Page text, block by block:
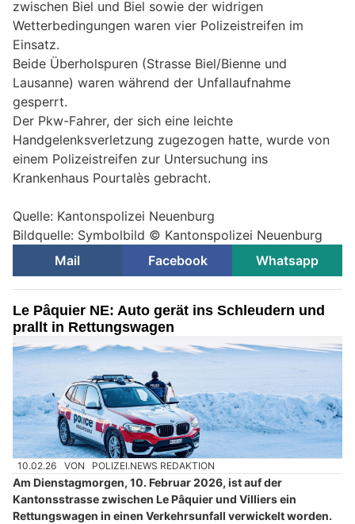
zwischen Biel und Biel sowie der widrigen
Wetterbedingungen waren vier Polizeistreifen im
Einsatz.
Beide Überholspuren (Strasse Biel/Bienne und
Lausanne) waren während der Unfallaufnahme
gesperrt.
Der Pkw-Fahrer, der sich eine leichte
Handgelenksverletzung zugezogen hatte, wurde von
einem Polizeistreifen zur Untersuchung ins
Krankenhaus Pourtalès gebracht.
Quelle: Kantonspolizei Neuenburg
Bildquelle: Symbolbild © Kantonspolizei Neuenburg
Mail
Facebook Whatsapp
Le Pâquier NE: Auto gerät ins Schleudern und
prallt in Rettungswagen
10.02.26 VON POLIZEI.NEWS REDAKTION
Am Dienstagmorgen, 10. Februar 2026, ist auf der
Kantonsstrasse zwischen Le Pâquier und Villiers ein
Rettungswagen in einen Verkehrsunfall verwickelt worden.